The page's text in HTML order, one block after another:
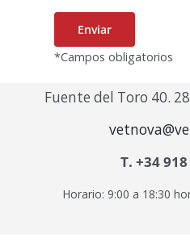
*Campos obligatorios
Fuente del Toro 40.
T. +34
Horario: 9:00 a 18:30